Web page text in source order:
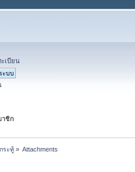
ะเบียน
าชิก
ระทู้ » Attachments